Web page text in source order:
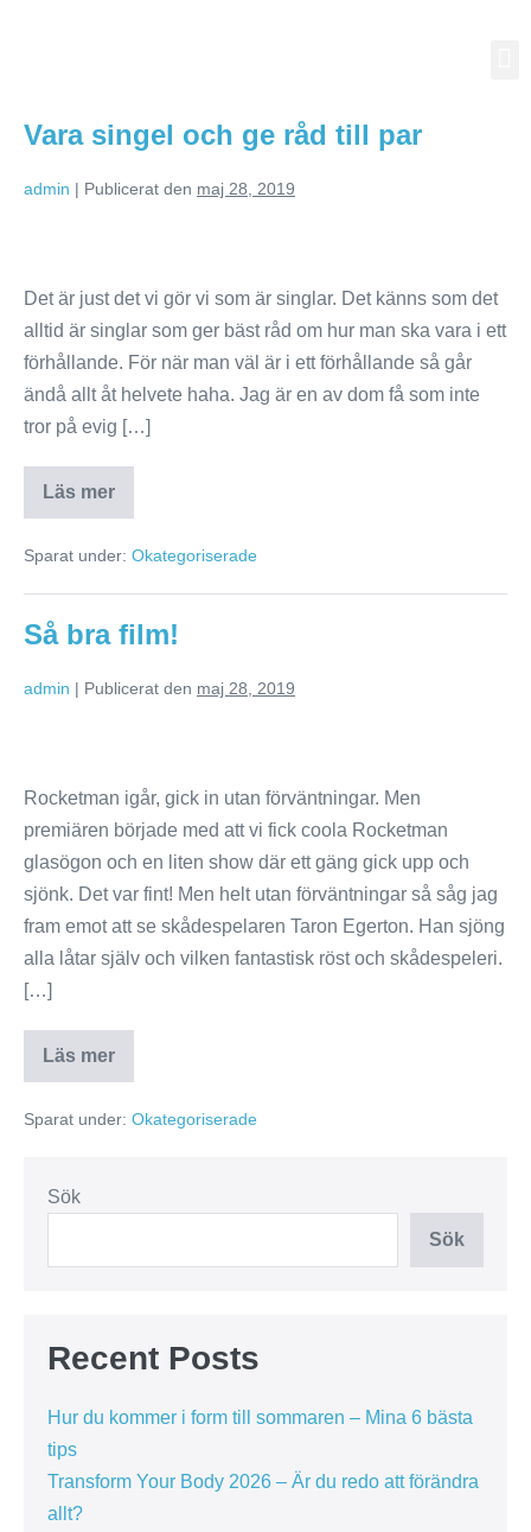
Vara singel och ge råd till par
admin | Publicerat den maj 28, 2019
Det är just det vi gör vi som är singlar. Det känns som det
alltid är singlar som ger bäst råd om hur man ska vara i ett
förhållande. För när man väl är i ett förhållande så går
ändå allt åt helvete haha. Jag är en av dom få som inte
tror på evig […]
Läs mer
Sparat under: Okategoriserade
Så bra film!
admin | Publicerat den maj 28, 2019
Rocketman igår, gick in utan förväntningar. Men
premiären började med att vi fick coola Rocketman
glasögon och en liten show där ett gäng gick upp och
sjönk. Det var fint! Men helt utan förväntningar så såg jag
fram emot att se skådespelaren Taron Egerton. Han sjöng
alla låtar själv och vilken fantastisk röst och skådespeleri.
[…]
Läs mer
Sparat under: Okategoriserade
Sök
Sök
Recent Posts
Hur du kommer i form till sommaren – Mina 6 bästa
tips
Transform Your Body 2026 – Är du redo att förändra
allt?